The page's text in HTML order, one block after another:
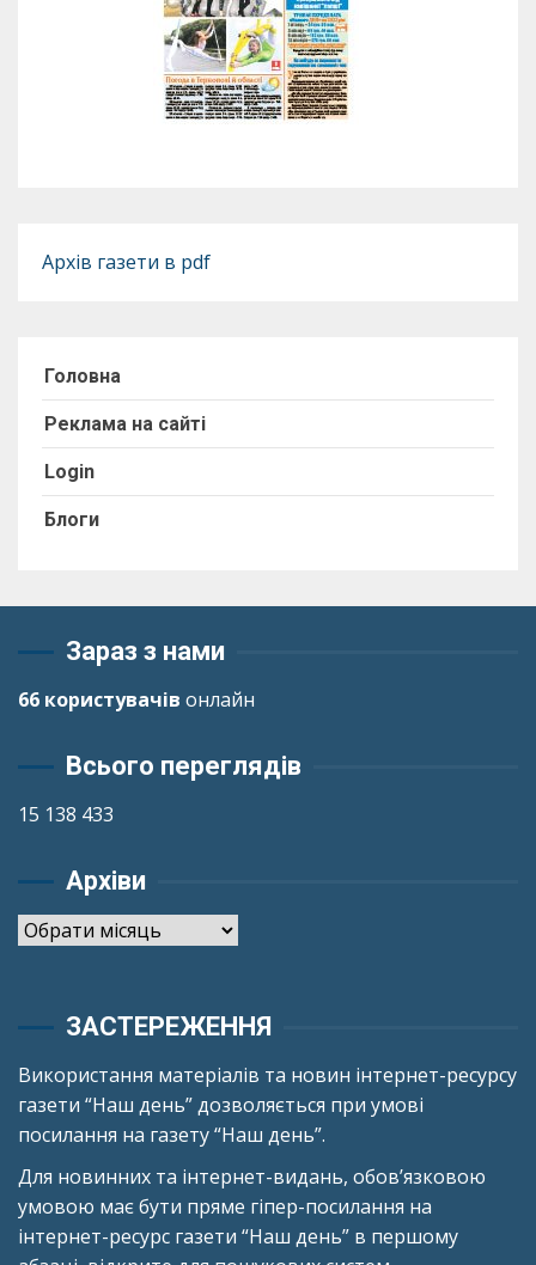
Архів газети в pdf
Головна
Реклама на сайті
Login
Блоги
Зараз з нами
66 користувачів онлайн
Всього переглядів
15 138 433
Архіви
Архіви
ЗАСТЕРЕЖЕННЯ
Використання матеріалів та новин інтернет-ресурсу
газети “Наш день” дозволяється при умові
посилання на газету “Наш день”.
Для новинних та інтернет-видань, обов’язковою
умовою має бути пряме гіпер-посилання на
інтернет-ресурс газети “Наш день” в першому